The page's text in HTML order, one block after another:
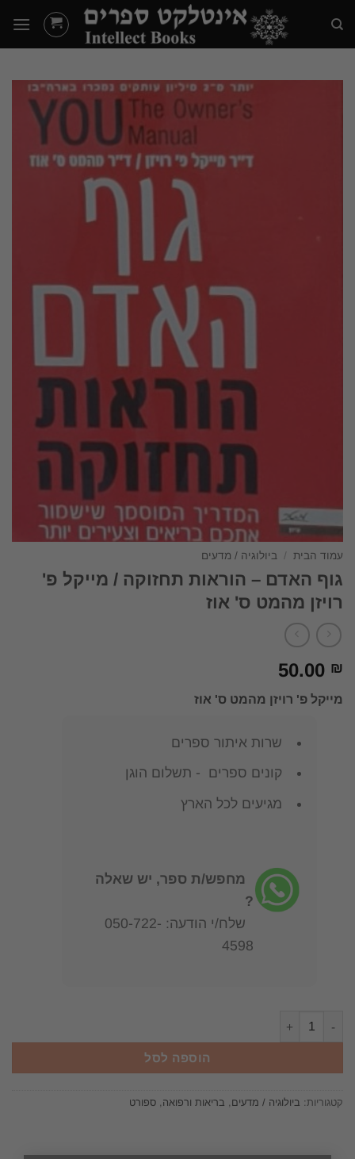
content
עמוד הבית / ביולוגיה / מדעים
גוף האדם – הוראות תחזוקה / מייקל פ'
רויזן מהמט ס' אוז
50.00 ₪
מייקל פ' רויזן מהמט ס' אוז
שרות איתור ספרים
קונים ספרים - תשלום הוגן
מגיעים לכל הארץ
מחפש/ת ספר, יש שאלה
?
שלח/י הודעה: 050-722-
4598
הוספה לסל
קטגוריות: ביולוגיה / מדעים בריאות ורפואה ספורט